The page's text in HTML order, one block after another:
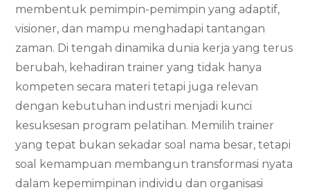
membentuk pemimpin-pemimpin yang adaptif,
visioner, dan mampu menghadapi tantangan
zaman. Di tengah dinamika dunia kerja yang terus
berubah, kehadiran trainer yang tidak hanya
kompeten secara materi tetapi juga relevan
dengan kebutuhan industri menjadi kunci
kesuksesan program pelatihan. Memilih trainer
yang tepat bukan sekadar soal nama besar, tetapi
soal kemampuan membangun transformasi nyata
dalam kepemimpinan individu dan organisasi